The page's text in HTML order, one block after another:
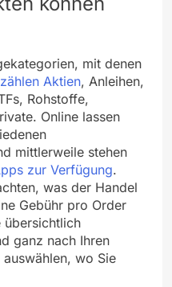
mit denen
zählen Aktien, Anleihen,
Rohstoffe,
Online lassen
mittlerweile stehen
zur Verfügung.
was der Handel
Gebühr pro Order
übersichtlich
ganz nach Ihren
wo Sie